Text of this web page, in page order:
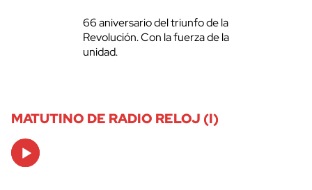
66 aniversario del triunfo de la
Revolución. Con la fuerza de la
unidad.
MATUTINO DE RADIO RELOJ (I)
Audio
Player